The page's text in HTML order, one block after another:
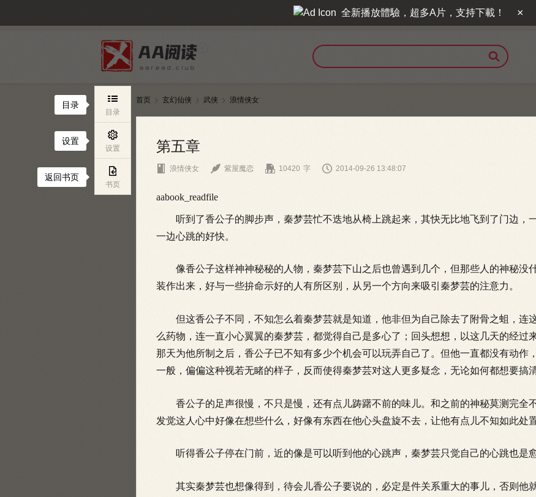
全新播放體驗，超多A片，支持下載！ ×

首页  玄幻仙侠  武侠  浪情侠女
第五章
 浪情侠女  紫屋魔恋  10420 字  2014-09-26 13:48:07
aabook_readfile
听到了香公子的脚步声，秦梦芸忙不迭地从椅上跳起来，其快无比地飞到了门边，
一边心跳的好快。
像香公子这样神神秘秘的人物，秦梦芸下山之后也曾遇到几个，但那些人的神秘没
装作出来，好与一些拚命示好的人有所区别，从另一个方向来吸引秦梦芸的注意力。
但这香公子不同，不知怎么着秦梦芸就是知道，他非但为自己除去了附骨之蛆，连
么药物，连一直小心翼翼的秦梦芸，都觉得自己是多心了；回头想想，以这几天的经过
那天为他所制之后，香公子已不知有多少个机会可以玩弄自己了。但他一直都没有动作
一般，偏偏这种视若无睹的样子，反而使得秦梦芸对这人更多疑念，无论如何都想要搞
香公子的足声很慢，不只是慢，还有点儿踌躇不前的味儿。和之前的神秘莫测完全
发觉这人心中好像在想些什么，好像有东西在他心头盘旋不去，让他有点儿不知如此处
听得香公子停在门前，近的像是可以听到他的心跳声，秦梦芸只觉自己的心跳也是
其实秦梦芸也想像得到，待会儿香公子要说的，必定是件关系重大的事儿，否则他

目录
目录

设置
设置

书页
返回书页